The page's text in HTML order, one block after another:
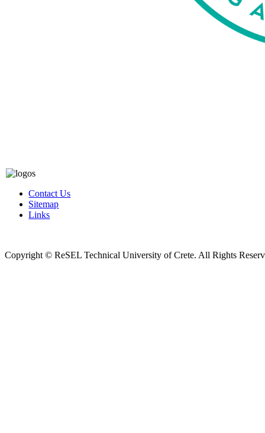
Contact Us
Sitemap
Links
Copyright © ReSEL Technical University of Crete. All Rights